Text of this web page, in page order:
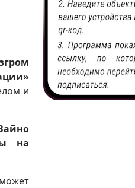
и
на